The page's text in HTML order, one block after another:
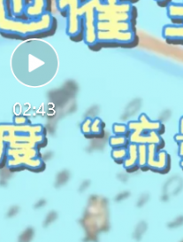
亲情 巡回调解促和解..